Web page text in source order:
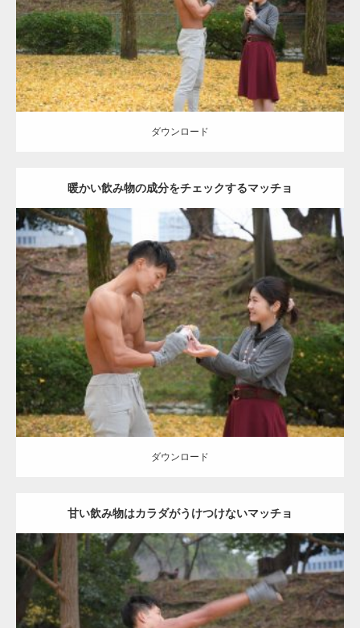
ダウンロード
ダウンロード
暖かい飲み物の成分をチェックするマッチョ
Update:2021.07.8
Category:公園のマッチョ その他 AKIHITO(細マッチョ) 上腕三頭筋
肩
ダウンロード
ダウンロード
甘い飲み物はカラダがうけつけないマッチョ
Update:2021.07.8